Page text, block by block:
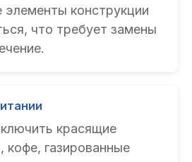
конструкции
что требует замены
красящие
кофе, газированные